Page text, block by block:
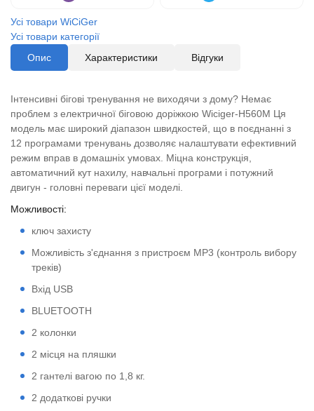
Усі товари WiCiGer
Усі товари категорії
Опис
Характеристики Відгуки
Інтенсивні бігові тренування не виходячи з дому? Немає
проблем з електричної біговою доріжкою Wiciger-H560M Ця
модель має широкий діапазон швидкостей, що в поєднанні з
12 програмами тренувань дозволяє налаштувати ефективний
режим вправ в домашніх умовах. Міцна конструкція,
автоматичний кут нахилу, навчальні програми і потужний
двигун - головні переваги цієї моделі.
Можливості:
ключ захисту
Можливість з'єднання з пристроєм MP3 (контроль вибору
треків)
Вхід USB
BLUETOOTH
2 колонки
2 місця на пляшки
2 гантелі вагою по 1,8 кг.
2 додаткові ручки